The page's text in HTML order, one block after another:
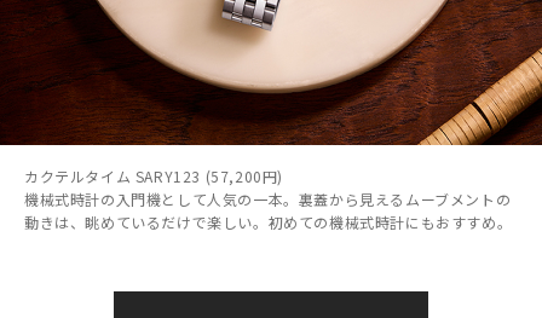
カクテルタイム SARY123 (57,200円)
機械式時計の入門機として人気の一本。裏蓋から見えるムーブメントの
動きは、眺めているだけで楽しい。初めての機械式時計にもおすすめ。